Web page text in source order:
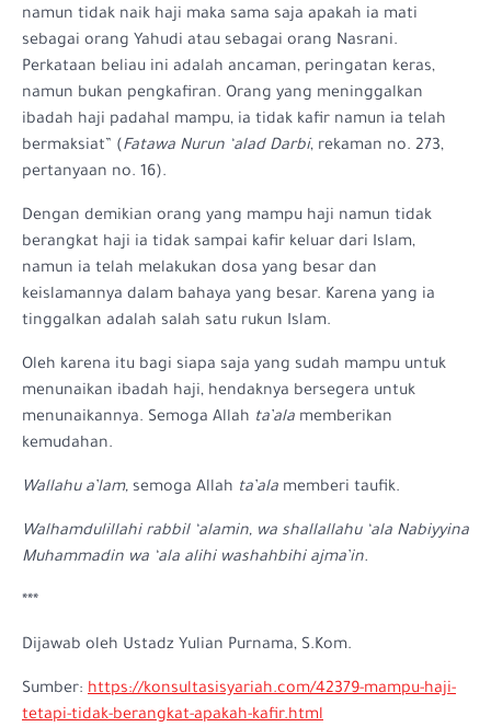
namun tidak naik haji maka sama saja apakah ia mati
sebagai orang Yahudi atau sebagai orang Nasrani.
Perkataan beliau ini adalah ancaman, peringatan keras,
namun bukan pengkafiran. Orang yang meninggalkan
ibadah haji padahal mampu, ia tidak kafir namun ia telah
bermaksiat” (Fatawa Nurun ‘alad Darbi, rekaman no. 273,
pertanyaan no. 16).
Dengan demikian orang yang mampu haji namun tidak
berangkat haji ia tidak sampai kafir keluar dari Islam,
namun ia telah melakukan dosa yang besar dan
keislamannya dalam bahaya yang besar. Karena yang ia
tinggalkan adalah salah satu rukun Islam.
Oleh karena itu bagi siapa saja yang sudah mampu untuk
menunaikan ibadah haji, hendaknya bersegera untuk
menunaikannya. Semoga Allah ta’ala memberikan
kemudahan.
Wallahu a’lam, semoga Allah ta’ala memberi taufik.
Walhamdulillahi rabbil ‘alamin, wa shallallahu ‘ala Nabiyyina
Muhammadin wa ‘ala alihi washahbihi ajma’in.
***
Dijawab oleh Ustadz Yulian Purnama, S.Kom.
Sumber: https://konsultasisyariah.com/42379-mampu-haji-
tetapi-tidak-berangkat-apakah-kafir.html